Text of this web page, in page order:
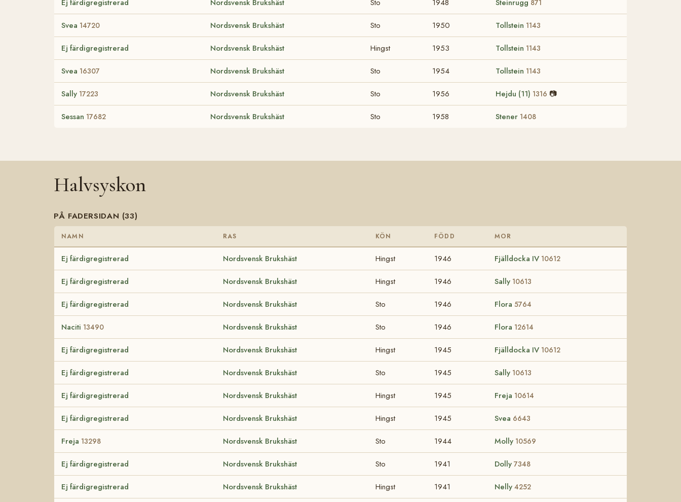
Ej färdigregistrerad Nordsvensk Brukshäst Sto 1948 Steinrugg 871
Svea 14720 Nordsvensk Brukshäst Sto 1950 Tollstein 1143
Ej färdigregistrerad Nordsvensk Brukshäst Hingst 1953 Tollstein 1143
Svea 16307 Nordsvensk Brukshäst Sto 1954 Tollstein 1143
Sally 17223 Nordsvensk Brukshäst Sto 1956 Hejdu (11) 1316 📷
Sessan 17682 Nordsvensk Brukshäst Sto 1958 Stener 1408
Halvsyskon
PÅ FADERSIDAN (33)
NAMN RAS KÖN FÖDD MOR
Ej färdigregistrerad Nordsvensk Brukshäst Hingst 1946 Fjälldocka IV 10612
Ej färdigregistrerad Nordsvensk Brukshäst Hingst 1946 Sally 10613
Ej färdigregistrerad Nordsvensk Brukshäst Sto 1946 Flora 5764
Naciti 13490 Nordsvensk Brukshäst Sto 1946 Flora 12614
Ej färdigregistrerad Nordsvensk Brukshäst Hingst 1945 Fjälldocka IV 10612
Ej färdigregistrerad Nordsvensk Brukshäst Sto 1945 Sally 10613
Ej färdigregistrerad Nordsvensk Brukshäst Hingst 1945 Freja 10614
Ej färdigregistrerad Nordsvensk Brukshäst Hingst 1945 Svea 6643
Freja 13298 Nordsvensk Brukshäst Sto 1944 Molly 10569
Ej färdigregistrerad Nordsvensk Brukshäst Sto 1941 Dolly 7348
Ej färdigregistrerad Nordsvensk Brukshäst Hingst 1941 Nelly 4252